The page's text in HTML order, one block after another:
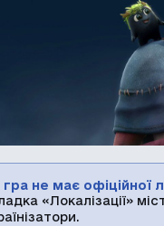
не має офіційної
«Локалізації»